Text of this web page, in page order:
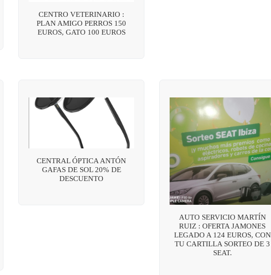
CENTRO VETERINARIO :
PLAN AMIGO PERROS 150
EUROS, GATO 100 EUROS
CENTRAL ÓPTICA ANTÓN
GAFAS DE SOL 20% DE
DESCUENTO
AUTO SERVICIO MARTÍN
RUIZ : OFERTA JAMONES
LEGADO A 124 EUROS, CON
TU CARTILLA SORTEO DE 3
SEAT.